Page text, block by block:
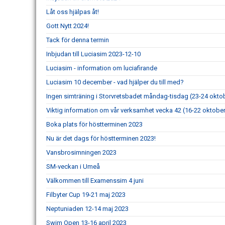
Låt oss hjälpas åt!
Gott Nytt 2024!
Tack för denna termin
Inbjudan till Luciasim 2023-12-10
Luciasim - information om luciafirande
Luciasim 10 december - vad hjälper du till med?
Ingen simträning i Storvretsbadet måndag-tisdag (23-24
Viktig information om vår verksamhet vecka 42 (16-22
Boka plats för höstterminen 2023
Nu är det dags för höstterminen 2023!
Vansbrosimningen 2023
SM-veckan i Umeå
Välkommen till Examenssim 4 juni
Filbyter Cup 19-21 maj 2023
Neptuniaden 12-14 maj 2023
Swim Open 13-16 april 2023